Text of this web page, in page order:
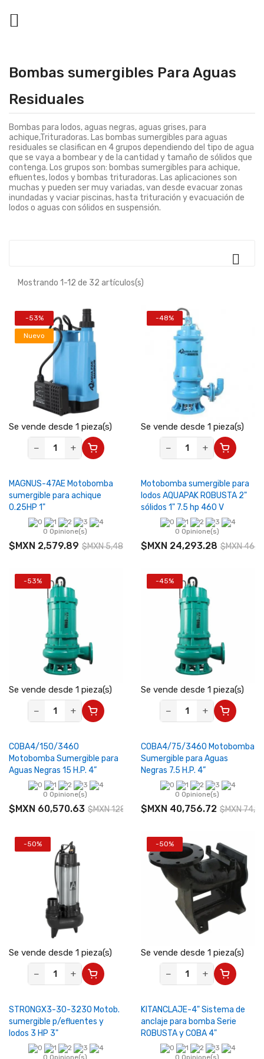

Bombas sumergibles Para Aguas
Residuales
Bombas para lodos, aguas negras, aguas grises, para
achique,Trituradoras. Las bombas sumergibles para aguas
residuales se clasifican en 4 grupos dependiendo del tipo de agua
que se vaya a bombear y de la cantidad y tamaño de sólidos que
contenga. Los grupos son: bombas sumergibles para achique,
efluentes, lodos y bombas trituradoras. Las aplicaciones son
muchas y pueden ser muy variadas, van desde evacuar zonas
inundadas y vaciar piscinas, hasta trituración y evacuación de
lodos o aguas con sólidos en suspensión.

Mostrando 1-12 de 32 artículos(s)
-53%
Nuevo
Se vende desde 1 pieza(s)
−
+
MAGNUS-47AE Motobomba
sumergible para achique
0.25HP 1"
0 Opinione(s)
$MXN 2,579.89 $MXN 5,489.12
-48%
Se vende desde 1 pieza(s)
−
+
Motobomba sumergible para
lodos AQUAPAK ROBUSTA 2"
sólidos 1" 7.5 hp 460 V
0 Opinione(s)
$MXN 24,293.28 $MXN
-53%
Se vende desde 1 pieza(s)
−
+
COBA4/150/3460
Motobomba Sumergible para
Aguas Negras 15 H.P. 4”
0 Opinione(s)
$MXN 60,570.63 $MXN 128,873.68
-45%
Se vende desde 1 pieza(s)
−
+
COBA4/75/3460 Motobomba
Sumergible para Aguas
Negras 7.5 H.P. 4”
0 Opinione(s)
$MXN 40,756.72 $MXN
-50%
Se vende desde 1 pieza(s)
−
+
STRONGX3-30-3230 Motob.
sumergible p/efluentes y
lodos 3 HP 3"
0 Opinione(s)
-50%
Se vende desde 1 pieza(s)
−
+
KITANCLAJE-4" Sistema de
anclaje para bomba Serie
ROBUSTA y COBA 4"
0 Opinione(s)